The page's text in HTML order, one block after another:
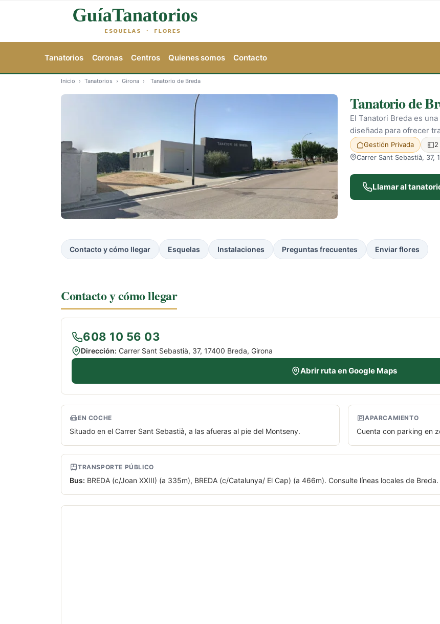
Tanatorios Coronas Centros Quienes somos Contacto
Inicio › Tanatorios › Girona › Tanatorio de Breda
Tanatorio de
El Tanatori Breda es
diseñada para ofrecer
Gestión Privada
2
Carrer Sant Sebastià, 37,
Llamar al
Contacto y cómo llegar Esquelas Instalaciones Preguntas frecuentes Enviar flores
Contacto y cómo llegar
608 10 56 03
Dirección: Carrer Sant Sebastià, 37, 17400 Breda, Girona
Abrir ruta en Google Maps
EN COCHE
Situado en el Carrer Sant Sebastià, a las afueras al pie del Montseny.
APARCAMIENTO
Cuenta con parking en
TRANSPORTE PÚBLICO
Bus: BREDA (c/Joan XXIII) (a 335m), BREDA (c/Catalunya/ El Cap) (a 466m). Consulte líneas locales de Breda.